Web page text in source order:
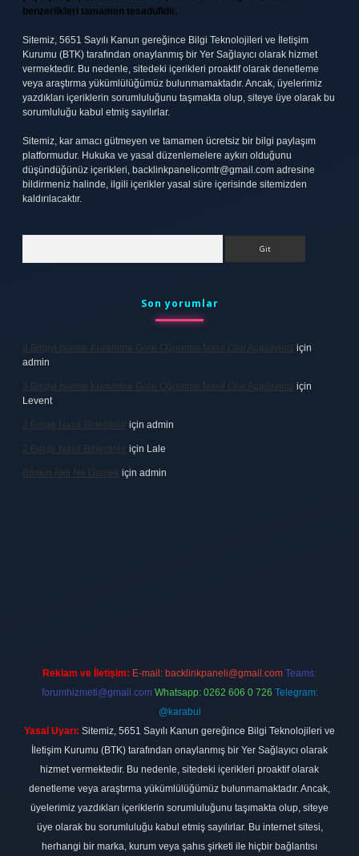
benzerlikleri tamamen tesadüfidir.
Sitemiz, 5651 Sayılı Kanun gereğince Bilgi Teknolojileri ve İletişim
Kurumu (BTK) tarafından onaylanmış bir Yer Sağlayıcı olarak hizmet
vermektedir. Bu nedenle, sitedeki içerikleri proaktif olarak denetleme
veya araştırma yükümlülüğümüz bulunmamaktadır. Ancak, üyelerimiz
yazdıkları içeriklerin sorumluluğunu taşımakta olup, siteye üye olarak bu
sorumluluğu kabul etmiş sayılırlar.
Sitemiz, kar amacı gütmeyen ve tamamen ücretsiz bir bilgi paylaşım
platformudur. Hukuka ve yasal düzenlemelere aykırı olduğunu
düşündüğünüz içerikleri, backlinkpanelicomtr@gmail.com adresine
bildirmeniz halinde, ilgili içerikler yasal süre içerisinde sitemizden
kaldırılacaktır.
Son yorumlar
3 Bilgiyi Işleme Kuramına Göre Öğrenme Nasıl Olur Açıklayınız için
admin
3 Bilgiyi Işleme Kuramına Göre Öğrenme Nasıl Olur Açıklayınız için
Levent
2 Belge Nasıl Birleştirilir için admin
2 Belge Nasıl Birleştirilir için Lale
Baskın Alel Ne Demek için admin
Reklam ve İletişim: E-mail: backlinkpaneli@gmail.com Teams:
forumhizmeti@gmail.com Whatsapp: 0262 606 0 726 Telegram:
@karabul
Yasal Uyarı: Sitemiz, 5651 Sayılı Kanun gereğince Bilgi Teknolojileri ve
İletişim Kurumu (BTK) tarafından onaylanmış bir Yer Sağlayıcı olarak
hizmet vermektedir. Bu nedenle, sitedeki içerikleri proaktif olarak
denetleme veya araştırma yükümlülüğümüz bulunmamaktadır. Ancak,
üyelerimiz yazdıkları içeriklerin sorumluluğunu taşımakta olup, siteye
üye olarak bu sorumluluğu kabul etmiş sayılırlar. Bu internet sitesi,
herhangi bir marka, kurum veya şahıs şirketi ile hiçbir bağlantısı